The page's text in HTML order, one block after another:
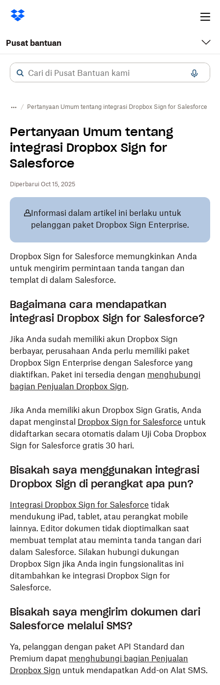
Pusat bantuan
Pertanyaan Umum tentang integrasi Dropbox Sign for Salesforce
Pertanyaan Umum tentang
integrasi Dropbox Sign for
Salesforce
Diperbarui Oct 15, 2025
Informasi dalam artikel ini berlaku untuk
pelanggan paket Dropbox Sign Enterprise.
Dropbox Sign for Salesforce memungkinkan Anda
untuk mengirim permintaan tanda tangan dan
templat di dalam Salesforce.
Bagaimana cara mendapatkan
integrasi Dropbox Sign for Salesforce?
Jika Anda sudah memiliki akun Dropbox Sign
berbayar, perusahaan Anda perlu memiliki paket
Dropbox Sign Enterprise dengan Salesforce yang
diaktifkan. Paket ini tersedia dengan menghubungi
bagian Penjualan Dropbox Sign.
Jika Anda memiliki akun Dropbox Sign Gratis, Anda
dapat menginstal Dropbox Sign for Salesforce untuk
didaftarkan secara otomatis dalam Uji Coba Dropbox
Sign for Salesforce gratis 30 hari.
Bisakah saya menggunakan integrasi
Dropbox Sign di perangkat apa pun?
Integrasi Dropbox Sign for Salesforce tidak
mendukung iPad, tablet, atau perangkat mobile
lainnya. Editor dokumen tidak dioptimalkan saat
membuat templat atau meminta tanda tangan dari
dalam Salesforce. Silakan hubungi dukungan
Dropbox Sign jika Anda ingin fungsionalitas ini
ditambahkan ke integrasi Dropbox Sign for
Salesforce.
Bisakah saya mengirim dokumen dari
Salesforce melalui SMS?
Ya, pelanggan dengan paket API Standard dan
Premium dapat menghubungi bagian Penjualan
Dropbox Sign untuk mendapatkan Add-on Alat SMS.